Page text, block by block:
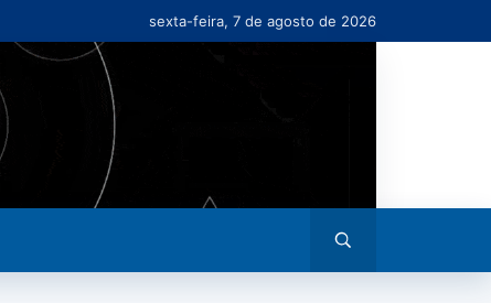
sexta-feira, 7 de agosto de 2026
busca